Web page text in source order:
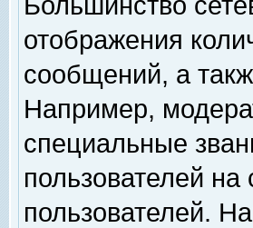
отображения
сообщений, а
Например,
специальные
пользователей
пользователей.